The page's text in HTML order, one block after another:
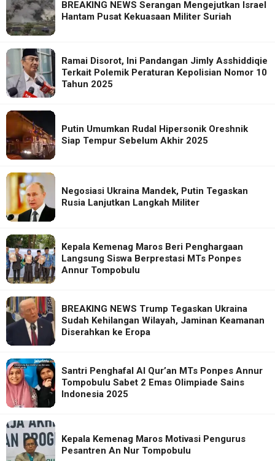
BREAKING NEWS Serangan Mengejutkan Israel
Hantam Pusat Kekuasaan Militer Suriah
Ramai Disorot, Ini Pandangan Jimly Asshiddiqie
Terkait Polemik Peraturan Kepolisian Nomor 10
Tahun 2025
Putin Umumkan Rudal Hipersonik Oreshnik
Siap Tempur Sebelum Akhir 2025
Negosiasi Ukraina Mandek, Putin Tegaskan
Rusia Lanjutkan Langkah Militer
Kepala Kemenag Maros Beri Penghargaan
Langsung Siswa Berprestasi MTs Ponpes
Annur Tompobulu
BREAKING NEWS Trump Tegaskan Ukraina
Sudah Kehilangan Wilayah, Jaminan Keamanan
Diserahkan ke Eropa
Santri Penghafal Al Qur’an MTs Ponpes Annur
Tompobulu Sabet 2 Emas Olimpiade Sains
Indonesia 2025
Kepala Kemenag Maros Motivasi Pengurus
Pesantren An Nur Tompobulu